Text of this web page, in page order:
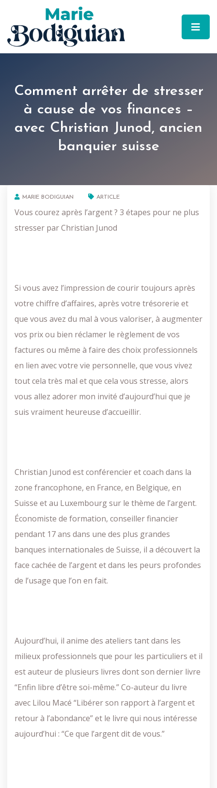
Comment arrêter de stresser
à cause de vos finances –
avec Christian Junod, ancien
banquier suisse
MARIE BODIGUIAN ARTICLE
Vous courez après l’argent ? 3 étapes pour ne plus
stresser par Christian Junod
Si vous avez l’impression de courir toujours après
votre chiffre d’affaires, après votre trésorerie et
que vous avez du mal à vous valoriser, à augmenter
vos prix ou bien réclamer le règlement de vos
factures ou même à faire des choix professionnels
en lien avec votre vie personnelle, que vous vivez
tout cela très mal et que cela vous stresse, alors
vous allez adorer mon invité d’aujourd’hui que je
suis vraiment heureuse d’accueillir.
Christian Junod est conférencier et coach dans la
zone francophone, en France, en Belgique, en
Suisse et au Luxembourg sur le thème de l’argent.
Économiste de formation, conseiller financier
pendant 17 ans dans une des plus grandes
banques internationales de Suisse, il a découvert la
face cachée de l’argent et dans les peurs profondes
de l’usage que l’on en fait.
Aujourd’hui, il anime des ateliers tant dans les
milieux professionnels que pour les particuliers et il
est auteur de plusieurs livres dont son dernier livre
“Enfin libre d’être soi-même.” Co-auteur du livre
avec Lilou Macé “Libérer son rapport à l’argent et
retour à l’abondance” et le livre qui nous intéresse
aujourd’hui : “Ce que l’argent dit de vous.”